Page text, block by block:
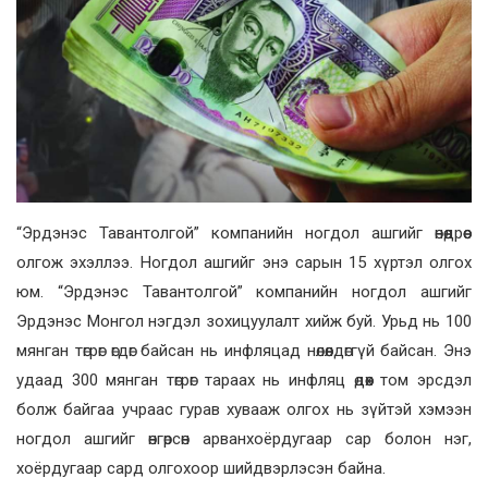
“Эрдэнэс Тавантолгой” компанийн ногдол ашгийг өнөөдрөөс
олгож эхэллээ. Ногдол ашгийг энэ сарын 15 хүртэл олгох
юм. “Эрдэнэс Тавантолгой” компанийн ногдол ашгийг
Эрдэнэс Монгол нэгдэл зохицуулалт хийж буй. Урьд нь 100
мянган төгрөг өгдөг байсан нь инфляцад нөлөөлдөггүй байсан. Энэ
удаад 300 мянган төгрөг тараах нь инфляц өдөөх том эрсдэл
болж байгаа учраас гурав хувааж олгох нь зүйтэй хэмээн
ногдол ашгийг өнгөрсөн арванхоёрдугаар сар болон нэг,
хоёрдугаар сард олгохоор шийдвэрлэсэн байна.